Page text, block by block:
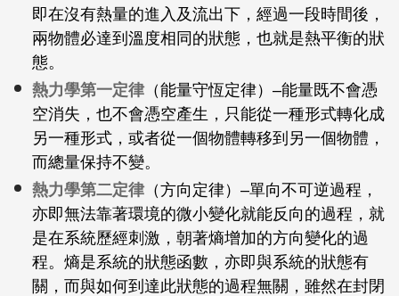
即在沒有熱量的進入及流出下，經過一段時間後，
兩物體必達到溫度相同的狀態，也就是熱平衡的狀
態。
熱力學第一定律（能量守恆定律）–能量既不會憑
空消失，也不會憑空產生，只能從一種形式轉化成
另一種形式，或者從一個物體轉移到另一個物體，
而總量保持不變。
熱力學第二定律（方向定律）–單向不可逆過程，
亦即無法靠著環境的微小變化就能反向的過程，就
是在系統歷經刺激，朝著熵增加的方向變化的過
程。熵是系統的狀態函數，亦即與系統的狀態有
關，而與如何到達此狀態的過程無關，雖然在封閉